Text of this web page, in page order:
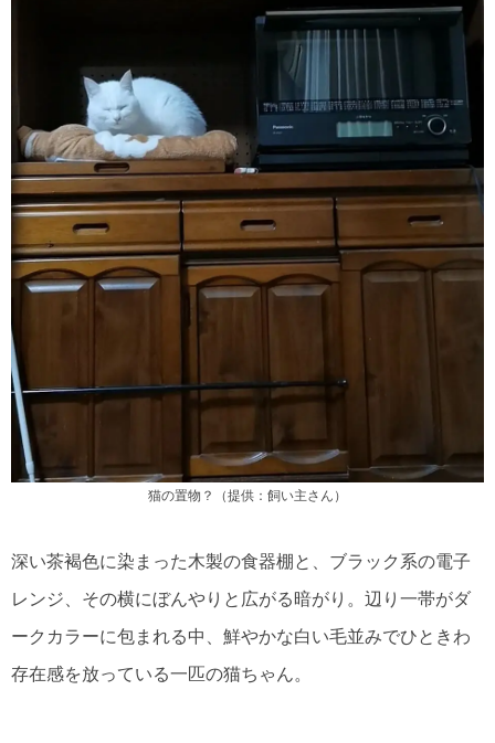
猫の置物？（提供：飼い主さん）
深い茶褐色に染まった木製の食器棚と、ブラック系の電子
レンジ、その横にぼんやりと広がる暗がり。辺り一帯がダ
ークカラーに包まれる中、鮮やかな白い毛並みでひときわ
存在感を放っている一匹の猫ちゃん。